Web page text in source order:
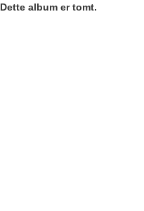
Dette album er tomt.